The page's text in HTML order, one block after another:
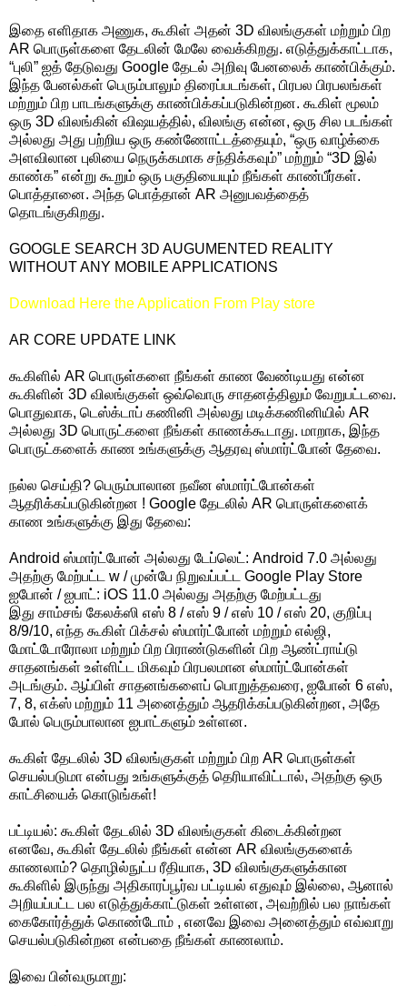
இதை எளிதாக அணுக, கூகிள் அதன் 3D விலங்குகள் மற்றும் பிற
AR பொருள்களை தேடலின் மேலே வைக்கிறது. எடுத்துக்காட்டாக,
“புலி” ஐத் தேடுவது Google தேடல் அறிவு பேனலைக் காண்பிக்கும்.
இந்த பேனல்கள் பெரும்பாலும் திரைப்படங்கள், பிரபல பிரபலங்கள்
மற்றும் பிற பாடங்களுக்கு காண்பிக்கப்படுகின்றன. கூகிள் மூலம்
ஒரு 3D விலங்கின் விஷயத்தில், விலங்கு என்ன, ஒரு சில படங்கள்
அல்லது அது பற்றிய ஒரு கண்ணோட்டத்தையும், “ஒரு வாழ்க்கை
அளவிலான புலியை நெருக்கமாக சந்திக்கவும்” மற்றும் “3D இல்
காண்க” என்று கூறும் ஒரு பகுதியையும் நீங்கள் காண்பீர்கள்.
பொத்தானை. அந்த பொத்தான் AR அனுபவத்தைத்
தொடங்குகிறது.
GOOGLE SEARCH 3D AUGUMENTED REALITY
WITHOUT ANY MOBILE APPLICATIONS
Download Here the Application From Play store
AR CORE UPDATE LINK
கூகிளில் AR பொருள்களை நீங்கள் காண வேண்டியது என்ன
கூகிளின் 3D விலங்குகள் ஒவ்வொரு சாதனத்திலும் வேறுபட்டவை.
பொதுவாக, டெஸ்க்டாப் கணினி அல்லது மடிக்கணினியில் AR
அல்லது 3D பொருட்களை நீங்கள் காணக்கூடாது. மாறாக, இந்த
பொருட்களைக் காண உங்களுக்கு ஆதரவு ஸ்மார்ட்போன் தேவை.
நல்ல செய்தி? பெரும்பாலான நவீன ஸ்மார்ட்போன்கள்
ஆதரிக்கப்படுகின்றன ! Google தேடலில் AR பொருள்களைக்
காண உங்களுக்கு இது தேவை:
Android ஸ்மார்ட்போன் அல்லது டேப்லெட்: Android 7.0 அல்லது
அதற்கு மேற்பட்ட w / முன்பே நிறுவப்பட்ட Google Play Store
ஐபோன் / ஐபாட்: iOS 11.0 அல்லது அதற்கு மேற்பட்டது
இது சாம்சங் கேலக்ஸி எஸ் 8 / எஸ் 9 / எஸ் 10 / எஸ் 20, குறிப்பு
8/9/10, எந்த கூகிள் பிக்சல் ஸ்மார்ட்போன் மற்றும் எல்ஜி,
மோட்டோரோலா மற்றும் பிற பிராண்டுகளின் பிற ஆண்ட்ராய்டு
சாதனங்கள் உள்ளிட்ட மிகவும் பிரபலமான ஸ்மார்ட்போன்கள்
அடங்கும். ஆப்பிள் சாதனங்களைப் பொறுத்தவரை, ஐபோன் 6 எஸ்,
7, 8, எக்ஸ் மற்றும் 11 அனைத்தும் ஆதரிக்கப்படுகின்றன, அதே
போல் பெரும்பாலான ஐபாட்களும் உள்ளன.
கூகிள் தேடலில் 3D விலங்குகள் மற்றும் பிற AR பொருள்கள்
செயல்படுமா என்பது உங்களுக்குத் தெரியாவிட்டால், அதற்கு ஒரு
காட்சியைக் கொடுங்கள்!
பட்டியல்: கூகிள் தேடலில் 3D விலங்குகள் கிடைக்கின்றன
எனவே, கூகிள் தேடலில் நீங்கள் என்ன AR விலங்குகளைக்
காணலாம்? தொழில்நுட்ப ரீதியாக, 3D விலங்குகளுக்கான
கூகிளில் இருந்து அதிகாரப்பூர்வ பட்டியல் எதுவும் இல்லை, ஆனால்
அறியப்பட்ட பல எடுத்துக்காட்டுகள் உள்ளன, அவற்றில் பல நாங்கள்
கைகோர்த்துக் கொண்டோம் , எனவே இவை அனைத்தும் எவ்வாறு
செயல்படுகின்றன என்பதை நீங்கள் காணலாம்.
இவை பின்வருமாறு: